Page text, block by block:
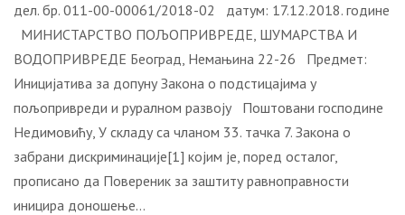
дел. бр. 011-00-00061/2018-02 датум: 17.12.2018. године
МИНИСТАРСТВО ПОЉОПРИВРЕДЕ, ШУМАРСТВА И
ВОДОПРИВРЕДЕ Београд, Немањина 22-26 Предмет:
Иницијатива за допуну Закона о подстицајима у
пољопривреди и руралном развоју Поштовани господине
Недимовићу, У складу са чланом 33. тачка 7. Закона о
забрани дискриминације[1] којим је, поред осталог,
прописано да Повереник за заштиту равноправности
иницира доношење…